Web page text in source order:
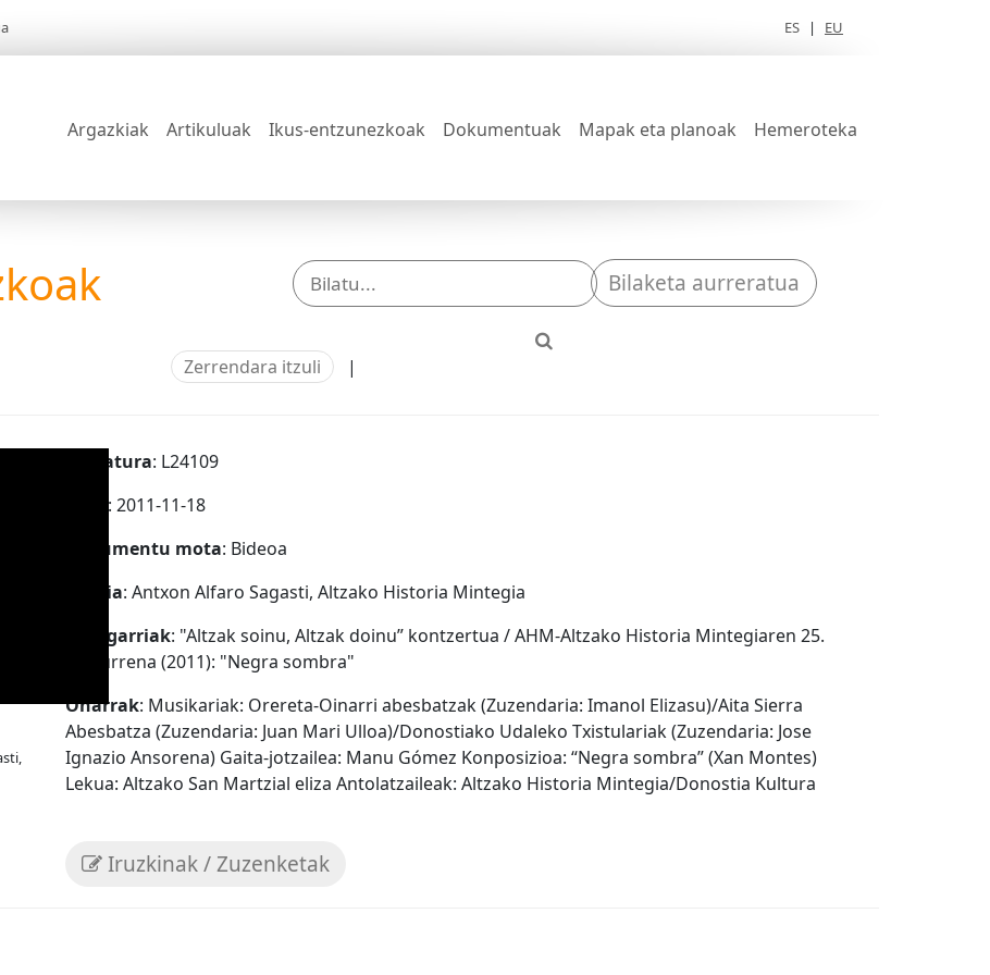
ES | EU
Argazkiak Artikuluak Ikus-entzunezkoak Dokumentuak Mapak eta planoak Hemeroteka
Bilaketa aurreratua
Zerrendara itzuli |
Signatura: L24109
: 2011-11-18
Dokumentu mota: Bideoa
Iturria: Antxon Alfaro Sagasti, Altzako Historia Mintegia
Ezaugarriak: "Altzak soinu, Altzak doinu” kontzertua / AHM-Altzako Historia Mintegiaren 25.
urteurrena (2011): "Negra sombra"
Oharrak: Musikariak: Orereta-Oinarri abesbatzak (Zuzendaria: Imanol Elizasu)/Aita Sierra
Abesbatza (Zuzendaria: Juan Mari Ulloa)/Donostiako Udaleko Txistulariak (Zuzendaria: Jose
Ignazio Ansorena) Gaita-jotzailea: Manu Gómez Konposizioa: “Negra sombra” (Xan Montes)
Lekua: Altzako San Martzial eliza Antolatzaileak: Altzako Historia Mintegia/Donostia Kultura
Iruzkinak / Zuzenketak